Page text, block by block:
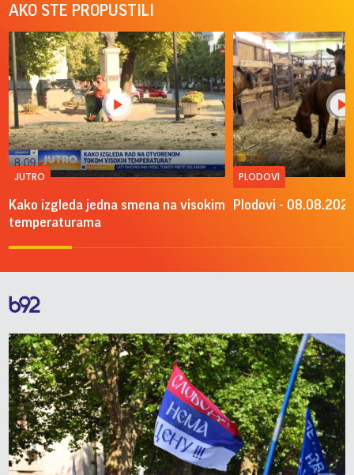
AKO STE PROPUSTILI
JUTRO
Kako izgleda jedna smena na visokim
temperaturama
PLODOVI
Plodovi -